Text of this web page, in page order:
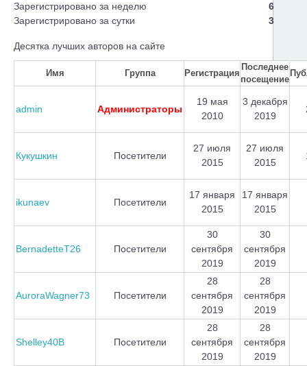
Зарегистрировано за неделю
6
Зарегистрировано за сутки
3
Десятка лучших авторов на сайте
Имя Группа Регистрация
Последнее
посещение
admin Администраторы
19 мая
2010
3 декабря
2019
Кукушкин Посетители
27 июля
2015
27 июля
2015
ikunaev Посетители
17 января
2015
17 января
2015
BernadetteT26 Посетители
30
сентября
2019
30
сентября
2019
AuroraWagner73 Посетители
28
сентября
2019
28
сентября
2019
Shelley40B Посетители
28
сентября
2019
28
сентября
2019